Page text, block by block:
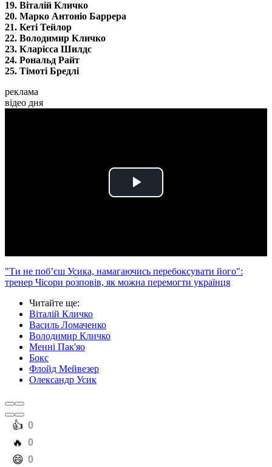
19. Віталій Кличко
20. Марко Антоніо Баррера
21. Кеті Тейлор
22. Володимир Кличко
23. Кларісса Шилдс
24. Рональд Райт
25. Тімоті Бредлі
реклама
відео дня
Play
"Ти не поб’єш Усика, намагаючись перебоксувати його":
тренер Чісори розповів, як можна перемогти українця
Читайте ще:
Віталій Кличко
Василь Ломаченко
Володимир Кличко
Менні Пак'яо
Бокс
Флойд Мейвезер
Олександр Усик
️👍 0
️🔥 0
️😄 0